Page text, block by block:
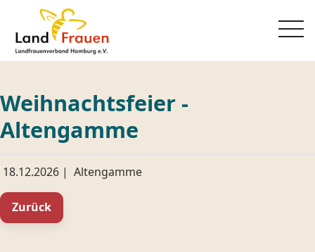
Weihnachtsfeier -
Altengamme
18.12.2026 | Altengamme
Zurück